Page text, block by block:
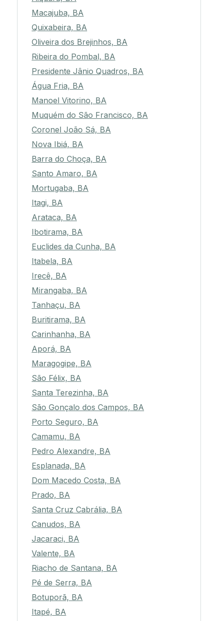
Macajuba, BA
Quixabeira, BA
Oliveira dos Brejinhos, BA
Ribeira do Pombal, BA
Presidente Jânio Quadros, BA
Água Fria, BA
Manoel Vitorino, BA
Muquém do São Francisco, BA
Coronel João Sá, BA
Nova Ibiá, BA
Barra do Choça, BA
Santo Amaro, BA
Mortugaba, BA
Itagi, BA
Arataca, BA
Ibotirama, BA
Euclides da Cunha, BA
Itabela, BA
Irecê, BA
Mirangaba, BA
Tanhaçu, BA
Buritirama, BA
Carinhanha, BA
Aporá, BA
Maragogipe, BA
São Félix, BA
Santa Terezinha, BA
São Gonçalo dos Campos, BA
Porto Seguro, BA
Camamu, BA
Pedro Alexandre, BA
Esplanada, BA
Dom Macedo Costa, BA
Prado, BA
Santa Cruz Cabrália, BA
Canudos, BA
Jacaraci, BA
Valente, BA
Riacho de Santana, BA
Pé de Serra, BA
Botuporã, BA
Itapé, BA